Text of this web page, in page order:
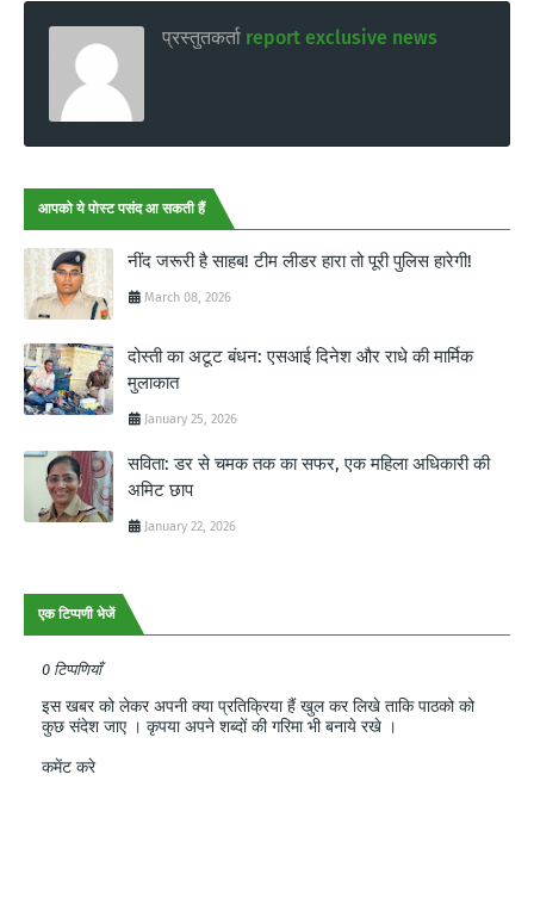
प्रस्तुतकर्ता report exclusive news
आपको ये पोस्ट पसंद आ सकती हैं
नींद जरूरी है साहब! टीम लीडर हारा तो पूरी पुलिस हारेगी!
March 08, 2026
दोस्ती का अटूट बंधन: एसआई दिनेश और राधे की मार्मिक
मुलाकात
January 25, 2026
सविता: डर से चमक तक का सफर, एक महिला अधिकारी की
अमिट छाप
January 22, 2026
एक टिप्पणी भेजें
0 टिप्पणियाँ
इस खबर को लेकर अपनी क्या प्रतिक्रिया हैं खुल कर लिखे ताकि पाठको को
कुछ संदेश जाए । कृपया अपने शब्दों की गरिमा भी बनाये रखे ।
कमेंट करे